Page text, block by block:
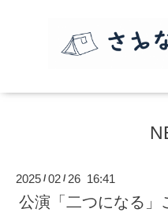
2025 /02 /26 16:41
公演「二つになる」